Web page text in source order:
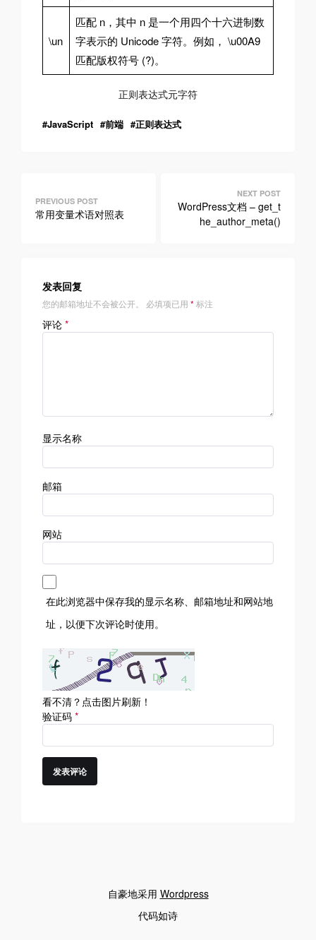
\un
匹配 n，其中 n 是一个用四个十六进制数
字表示的 Unicode 字符。例如， \u00A9
匹配版权符号 (?)。
正则表达式元字符
JavaScript 前端 正则表达式
章常用变量术语对照表
WordPress文档 – get_t
he_author_meta()
发表回复
您的邮箱地址不会被公开。 必填项已用 * 标注
评论 *
显示名称
邮箱
网站
在此浏览器中保存我的显示名称、邮箱地址和网站地
址，以便下次评论时使用。
看不清？点击图片刷新！
验证码 *
自豪地采用 Wordpress
代码如诗